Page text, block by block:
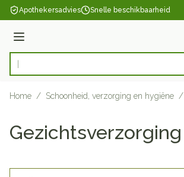
Ga naar de inhoud
Apothekersadvies Snelle beschikbaarheid
Menu
Product, merk, categorie...
Home / Schoonheid, verzorging en hygiëne /
Gezichtsverzorging